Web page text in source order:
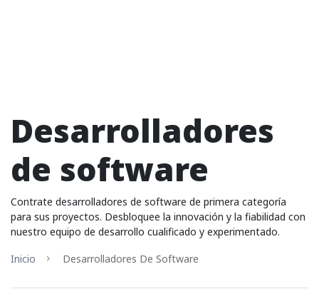
Desarrolladores
de software
Contrate desarrolladores de software de primera categoría
para sus proyectos. Desbloquee la innovación y la fiabilidad con
nuestro equipo de desarrollo cualificado y experimentado.
Inicio
Desarrolladores De Software